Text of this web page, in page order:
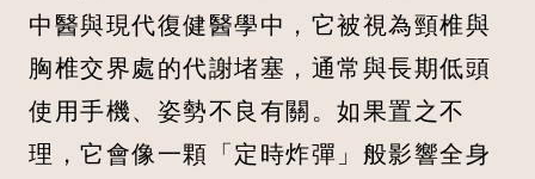
中醫與現代復健醫學中，它被視為頸椎與
胸椎交界處的代謝堵塞，通常與長期低頭
使用手機、姿勢不良有關。如果置之不
理，它會像一顆「定時炸彈」般影響全身